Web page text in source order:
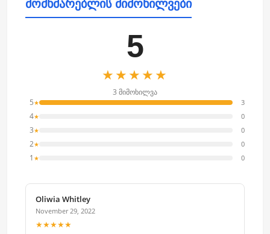
მომხმარებლის მიმოხილვები
5
★★★★★
3 მიმოხილვა
5★ 3
4★ 0
3★ 0
2★ 0
1 ★ 0
Oliwia Whitley
November 29, 2022
★★★★★